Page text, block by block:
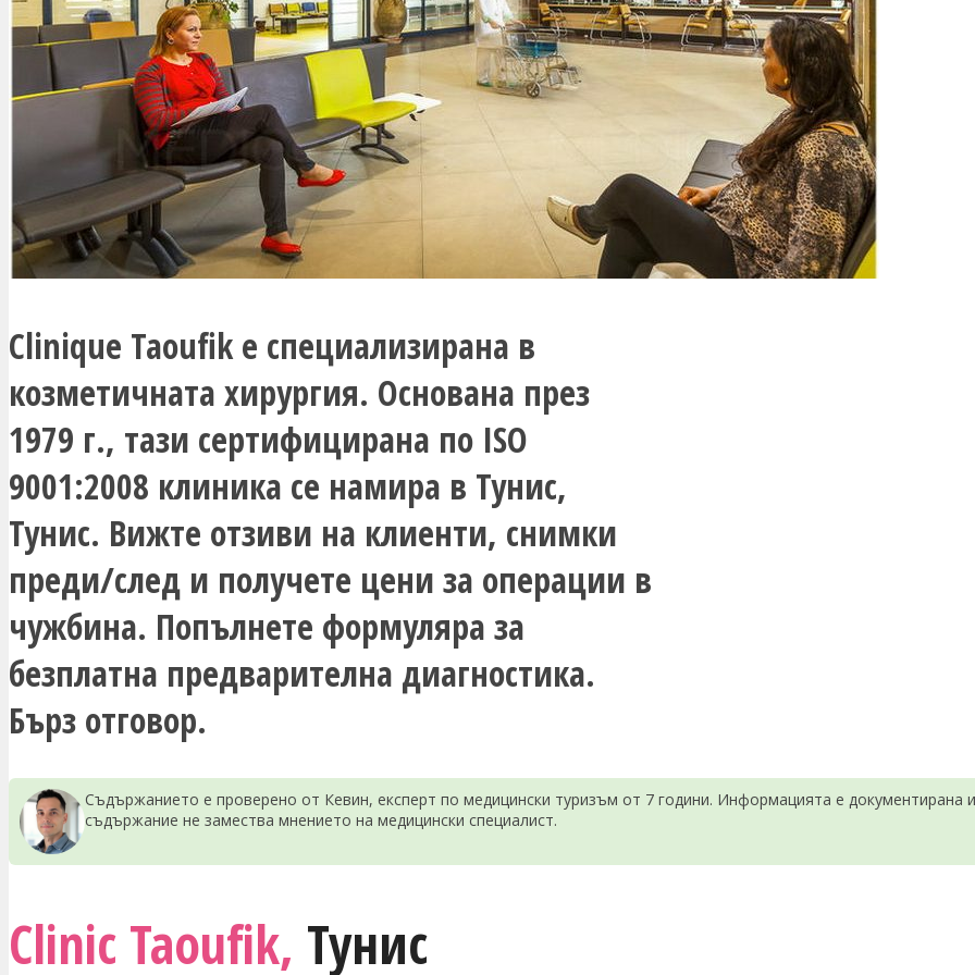
Clinique Taoufik е специализирана в
козметичната хирургия. Основана през
1979 г., тази сертифицирана по ISO
9001:2008 клиника се намира в Тунис,
Тунис. Вижте отзиви на клиенти, снимки
преди/след и получете цени за операции в
чужбина. Попълнете формуляра за
безплатна предварителна диагностика.
Бърз отговор.
Съдържанието е проверено от Кевин, експерт по медицински туризъм от 7 години. Информацията е документирана
съдържание не замества мнението на медицински специалист.
Clinic Taoufik, Тунис